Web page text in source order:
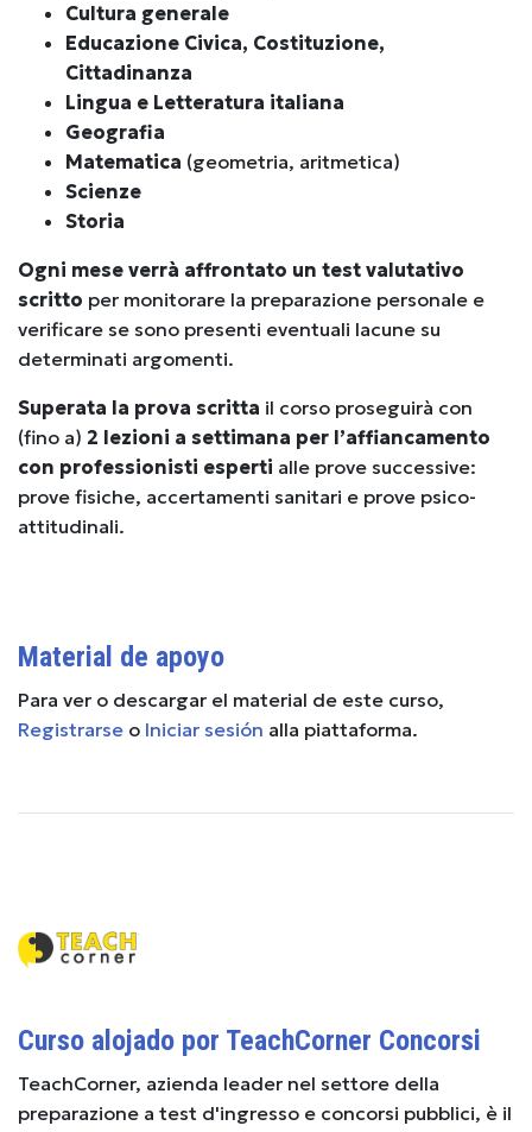
Cultura generale
Educazione Civica, Costituzione,
Cittadinanza
Lingua e Letteratura italiana
Geografia
Matematica (geometria, aritmetica)
Scienze
Storia
Ogni mese verrà affrontato un test valutativo
scritto per monitorare la preparazione personale e
verificare se sono presenti eventuali lacune su
determinati argomenti.
Superata la prova scritta il corso proseguirà con
(fino a) 2 lezioni a settimana per l’affiancamento
con professionisti esperti alle prove successive:
prove fisiche, accertamenti sanitari e prove psico-
attitudinali.
Material de apoyo
Para ver o descargar el material de este curso,
Registrarse o Iniciar sesión alla piattaforma.
Curso alojado por TeachCorner Concorsi
TeachCorner, azienda leader nel settore della
preparazione a test d'ingresso e concorsi pubblici, è il